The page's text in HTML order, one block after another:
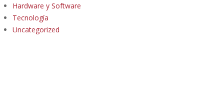
Hardware y Software
Tecnología
Uncategorized